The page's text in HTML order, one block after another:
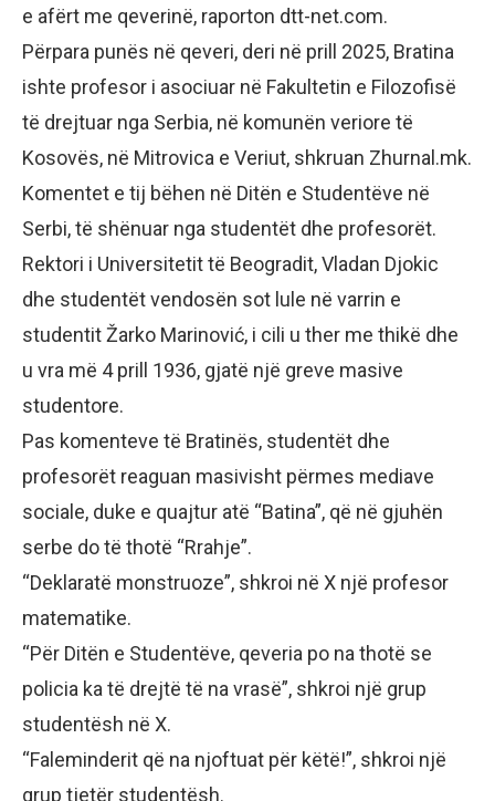
e afërt me qeverinë, raporton dtt-net.com.
Përpara punës në qeveri, deri në prill 2025, Bratina
ishte profesor i asociuar në Fakultetin e Filozofisë
të drejtuar nga Serbia, në komunën veriore të
Kosovës, në Mitrovica e Veriut, shkruan Zhurnal.mk.
Komentet e tij bëhen në Ditën e Studentëve në
Serbi, të shënuar nga studentët dhe profesorët.
Rektori i Universitetit të Beogradit, Vladan Djokic
dhe studentët vendosën sot lule në varrin e
studentit Žarko Marinović, i cili u ther me thikë dhe
u vra më 4 prill 1936, gjatë një greve masive
studentore.
Pas komenteve të Bratinës, studentët dhe
profesorët reaguan masivisht përmes mediave
sociale, duke e quajtur atë “Batina”, që në gjuhën
serbe do të thotë “Rrahje”.
“Deklaratë monstruoze”, shkroi në X një profesor
matematike.
“Për Ditën e Studentëve, qeveria po na thotë se
policia ka të drejtë të na vrasë”, shkroi një grup
studentësh në X.
“Faleminderit që na njoftuat për këtë!”, shkroi një
grup tjetër studentësh.